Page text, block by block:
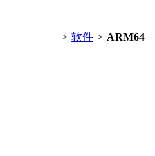
> 软件 > ARM64